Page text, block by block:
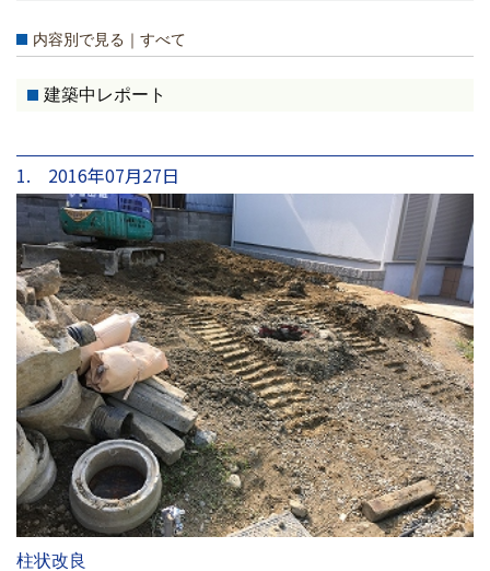
内容別で見る｜すべて
建築中レポート
1. 2016年07月27日
柱状改良